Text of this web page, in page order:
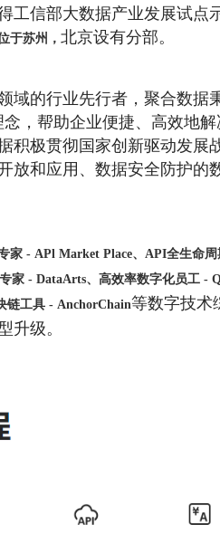
工信部大数据产业发展试点
于苏州， 北京设有分部。
域的行业先行者，聚合数据
，帮助企业便捷、高效地
积极贯彻国家创新驱动发展
放和应用、数据安全防护的
家 - APl Market Place、API全生命
家 - DataArts、高效率数字化员工 -
链工具 - AnchorChain等数字技术
升级。